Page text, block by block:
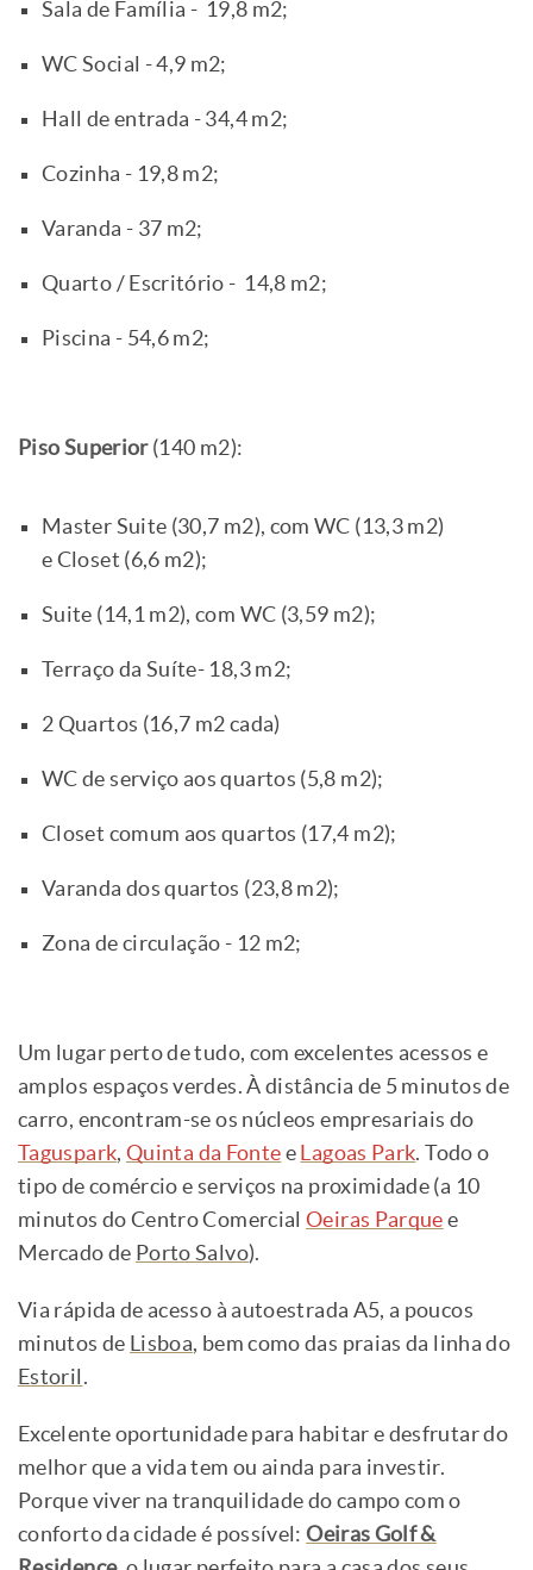
Sala de Família - 19,8 m2;
WC Social - 4,9 m2;
Hall de entrada - 34,4 m2;
Cozinha - 19,8 m2;
Varanda - 37 m2;
Quarto / Escritório - 14,8 m2;
Piscina - 54,6 m2;
Piso Superior(140 m2):
Master Suite (30,7 m2), com WC (13,3 m2)
e Closet (6,6 m2);
Suite (14,1 m2), com WC (3,59 m2);
Terraço da Suíte- 18,3 m2;
2 Quartos (16,7 m2 cada)
WC de serviço aos quartos (5,8 m2);
Closet comum aos quartos (17,4 m2);
Varanda dos quartos (23,8 m2);
Zona de circulação - 12 m2;
Um lugar perto de tudo, com excelentes acessos e
amplos espaços verdes. À distância de 5 minutos de
carro, encontram-se os núcleos empresariais do
Taguspark, Quinta da Fonte e Lagoas Park. Todo o
tipo de comércio e serviços na proximidade (a 10
minutos do Centro ComercialOeiras Parque e
Mercado de Porto Salvo).
Via rápida de acesso à autoestrada A5, a poucos
minutos de Lisboa, bem como das praias da linha do
Estoril .
Excelente oportunidade para habitar e desfrutar do
melhor que a vida tem ou ainda para investir.
Porque viver na tranquilidade do campo com o
conforto da cidade é possível:Oeiras Golf &